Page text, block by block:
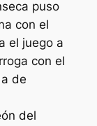
puso
con el
el juego a
con el
de
del